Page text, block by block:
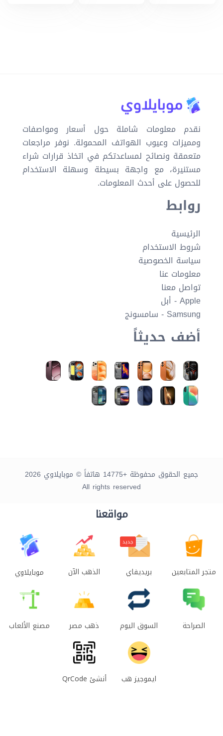
نقدم معلومات شاملة حول أسعار ومواصفات
ومميزات وعيوب الهواتف المحمولة. نوفر مراجعات
متعمقة ونصائح لمساعدتكم في اتخاذ قرارات شراء
مستنيرة، مع واجهة بسيطة وسهلة الاستخدام
للحصول على أحدث المعلومات.
روابط
الرئيسية
شروط الاستخدام
سياسة الخصوصية
معلومات عنا
تواصل معنا
Apple - أبل
Samsung - سامسونج
أضف حديثاً
جميع الحقوق محفوظة +14775 هاتفاً © موبايلاوي 2026
All rights reserved